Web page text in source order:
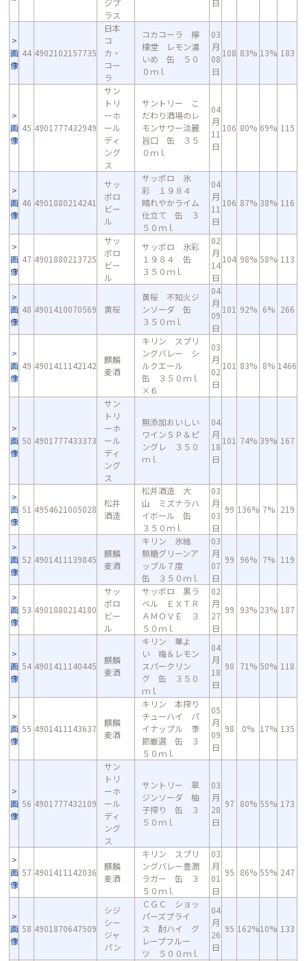
ジプ
ラス
日
画
像
44 4902102157735
日本
コ
カ・
コー
ラ
コカコーラ 檸
檬堂 レモン濃
いめ 缶 ５０
０ｍｌ
03
月
08
日
108 83% 13% 183
画
像
45 4901777432949
サン
トリ
ーホ
ール
ディ
ング
ス
サントリー こ
だわり酒場のレ
モンサワー淡麗
旨口 缶 ３５
０ｍｌ
04
月
11
日
106 80% 69% 115
画
像
46 4901880214241
サッ
ポロ
ビー
ル
サッポロ 氷
彩 １９８４
晴れやかライム
仕立て 缶 ３
５０ｍｌ
04
月
11
日
106 87% 38% 116
画
像
47 4901880213725
サッ
ポロ
ビー
ル
サッポロ 氷彩
１９８４ 缶
３５０ｍｌ
02
月
14
日
104 98% 58% 113
画
像
48 4901410070569 黄桜
黄桜 不知火ジ
ンソーダ 缶
３５０ｍｌ
04
月
09
日
101 92% 6% 266
画
像
49 4901411142142
麒麟
麦酒
キリン スプリ
ングバレー シ
ルクエール
缶 ３５０ｍｌ
×６
03
月
02
日
101 83% 8% 1466
画
像
50 4901777433373
サン
トリ
ーホ
ール
ディ
ング
ス
無添加おいしい
ワインＳＰ＆ピ
ングレ ３５０
ｍｌ
04
月
18
日
101 74% 39% 167
画
像
51 4954621005028
松井
酒造
松井酒造 大
山 ミズナラハ
イボール 缶
３５０ｍｌ
03
月
03
日
99 136% 7% 219
画
像
52 4901411139845
麒麟
麦酒
キリン 氷結
無糖グリーンア
ップル７度
缶 ３５０ｍｌ
03
月
07
日
99 96% 7% 119
画
像
53 4901880214180
サッ
ポロ
ビー
ル
サッポロ 黒ラ
ベル ＥＸＴＲ
ＡＭＯＶＥ ３
５０ｍｌ
02
月
27
日
99 93% 23% 187
画
像
54 4901411140445
麒麟
麦酒
キリン 華よ
い 梅＆レモン
スパークリン
グ 缶 ３５０
ｍｌ
04
月
18
日
98 71% 50% 118
画
像
55 4901411143637
麒麟
麦酒
キリン 本搾り
チューハイ パ
イナップル 季
節厳選 缶 ３
５０ｍｌ
05
月
09
日
98 0% 17% 135
画
像
56 4901777432109
サン
トリ
ーホ
ール
ディ
ング
ス
サントリー 翠
ジンソーダ 柚
子搾り 缶 ３
５０ｍｌ
03
月
28
日
97 80% 55% 173
画
像
57 4901411142036
麒麟
麦酒
キリン スプリ
ングバレー豊潤
ラガー 缶 ３
５０ｍｌ
03
月
01
日
95 86% 55% 247
画
像
58 4901870647509
シジ
シー
ジャ
パン
ＣＧＣ ショッ
パーズプライ
ス 酎ハイ グ
レープフルー
ツ ５００ｍｌ
04
月
26
日
95 162%10% 133